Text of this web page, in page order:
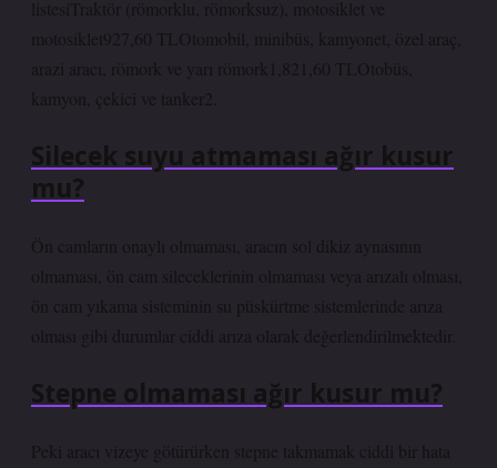
listesiTraktör (römorklu, römorksuz), motosiklet ve
motosiklet927,60 TLOtomobil, minibüs, kamyonet, özel araç,
arazi aracı, römork ve yarı römork1,821,60 TLOtobüs,
kamyon, çekici ve tanker2.
Silecek suyu atmaması ağır kusur
mu?
Ön camların onaylı olmaması, aracın sol dikiz aynasının
olmaması, ön cam sileceklerinin olmaması veya arızalı olması,
ön cam yıkama sisteminin su püskürtme sistemlerinde arıza
olması gibi durumlar ciddi arıza olarak değerlendirilmektedir.
Stepne olmaması ağır kusur mu?
Peki aracı vizeye götürürken stepne takmamak ciddi bir hata